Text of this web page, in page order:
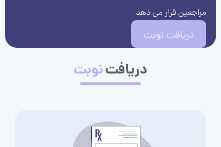
مراجعین قرار می دهد.
دریافت نوبت
دریافتنوبت